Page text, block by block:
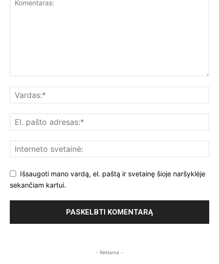
Išsaugoti mano vardą, el. paštą ir svetainę šioje naršyklėje
sekančiam kartui.
- Reklama -